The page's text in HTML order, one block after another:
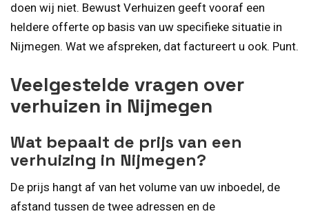
doen wij niet. Bewust Verhuizen geeft vooraf een
heldere offerte op basis van uw specifieke situatie in
Nijmegen. Wat we afspreken, dat factureert u ook. Punt.
Veelgestelde vragen over
verhuizen in Nijmegen
Wat bepaalt de prijs van een
verhuizing in Nijmegen?
De prijs hangt af van het volume van uw inboedel, de
afstand tussen de twee adressen en de